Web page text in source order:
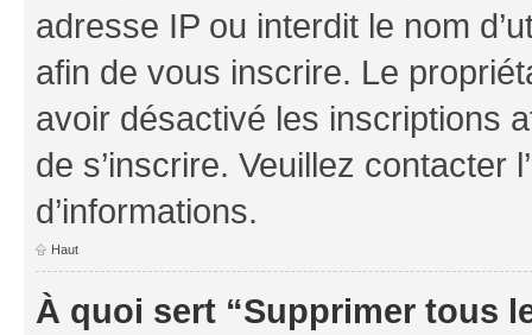
adresse IP ou interdit le nom
afin de vous inscrire. Le
avoir désactivé les inscriptions
de s’inscrire. Veuillez contacter
d’informations.
Haut
À quoi sert “Supprimer tous